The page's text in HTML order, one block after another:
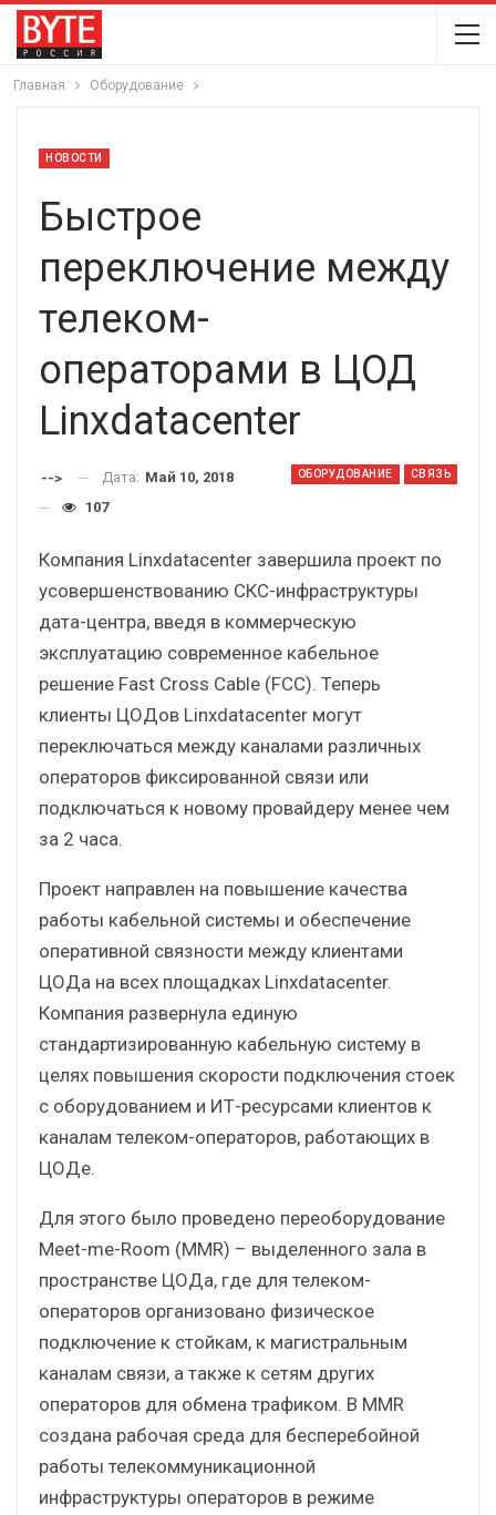
Главная Оборудование
НОВОСТИ
Быстрое
переключение между
телеком-
операторами в ЦОД
Linxdatacenter
ОБОРУДОВАНИЕ СВЯЗЬ
--> Дата: Май 10, 2018
107
Компания Linxdatacenter завершила проект по
усовершенствованию СКС-инфраструктуры
дата-центра, введя в коммерческую
эксплуатацию современное кабельное
решение Fast Cross Cable (FCC). Теперь
клиенты ЦОДов Linxdatacenter могут
переключаться между каналами различных
операторов фиксированной связи или
подключаться к новому провайдеру менее чем
за 2 часа.
Проект направлен на повышение качества
работы кабельной системы и обеспечение
оперативной связности между клиентами
ЦОДа на всех площадках Linxdatacenter.
Компания развернула единую
стандартизированную кабельную систему в
целях повышения скорости подключения стоек
с оборудованием и ИТ-ресурсами клиентов к
каналам телеком-операторов, работающих в
ЦОДе.
Для этого было проведено переоборудование
Meet-me-Room (MMR) – выделенного зала в
пространстве ЦОДа, где для телеком-
операторов организовано физическое
подключение к стойкам, к магистральным
каналам связи, а также к сетям других
операторов для обмена трафиком. В MMR
создана рабочая среда для бесперебойной
работы телекоммуникационной
инфраструктуры операторов в режиме